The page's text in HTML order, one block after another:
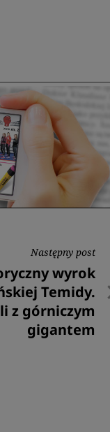
Następny post
wyrok
Temidy.
z górniczym
gigantem